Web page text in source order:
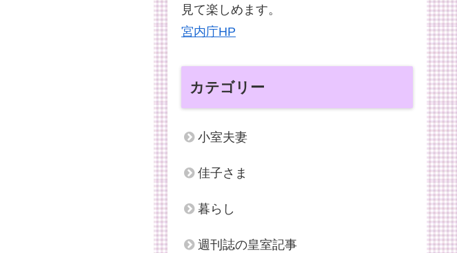
見て楽しめます。
宮内庁HP
カテゴリー
小室夫妻
佳子さま
暮らし
週刊誌の皇室記事